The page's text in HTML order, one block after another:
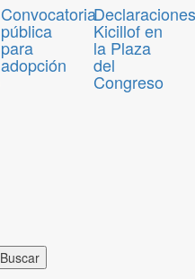
Convocatoria
pública
para
adopción
Kicillof en
la Plaza
del
Congreso